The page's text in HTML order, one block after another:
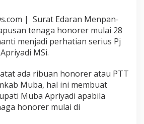
| Surat Edaran Menpan-
tenaga honorer mulai 28
menjadi perhatian serius Pj
MSi.
ada ribuan honorer atau PTT
Muba, hal ini membuat
Muba Apriyadi apabila
honorer mulai di